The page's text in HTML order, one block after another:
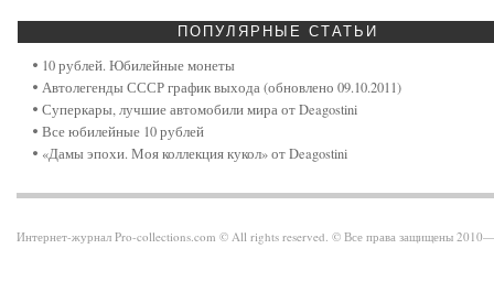
ПОПУЛЯРНЫЕ СТАТЬИ
10 рублей. Юбилейные монеты
Автолегенды СССР график выхода (обновлено 09.10.2011)
Суперкары, лучшие автомобили мира от Deagostini
Все юбилейные 10 рублей
«Дамы эпохи. Моя коллекция кукол» от Deagostini
Интернет-журнал Pro-collections.com © All rights reserved. © Все права защищены